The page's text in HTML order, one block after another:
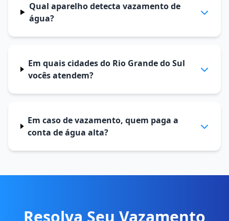
Qual aparelho detecta vazamento de
água?
Em quais cidades do Rio Grande do Sul
vocês atendem?
Em caso de vazamento, quem paga a
conta de água alta?
Resolva Seu Vazamento